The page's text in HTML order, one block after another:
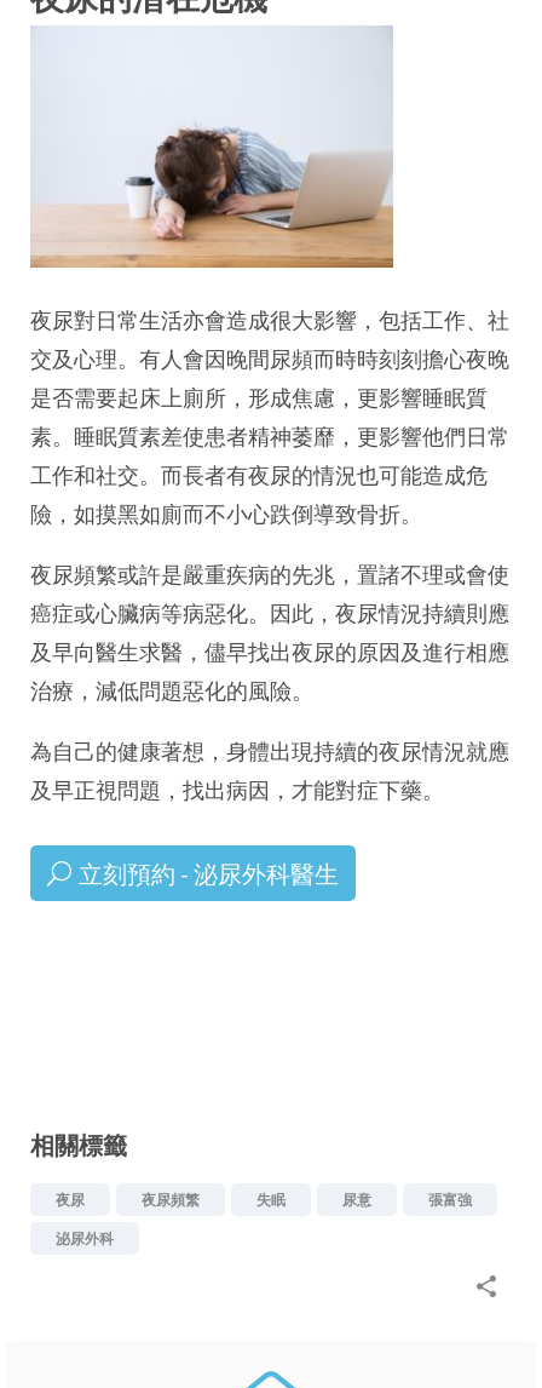
夜尿對日常生活亦會造成很大影響，包括工作、社
交及心理。有人會因晚間尿頻而時時刻刻擔心夜晚
是否需要起床上廁所，形成焦慮，更影響睡眠質
素。睡眠質素差使患者精神萎靡，更影響他們日常
工作和社交。而長者有夜尿的情況也可能造成危
險，如摸黑如廁而不小心跌倒導致骨折。
夜尿頻繁或許是嚴重疾病的先兆，置諸不理或會使
癌症或心臟病等病惡化。因此，夜尿情況持續則應
及早向醫生求醫，儘早找出夜尿的原因及進行相應
治療，減低問題惡化的風險。
為自己的健康著想，身體出現持續的夜尿情況就應
及早正視問題，找出病因，才能對症下藥。
立刻預約 - 泌尿外科醫生
相關標籤
夜尿 夜尿頻繁 失眠 尿意 張富強
泌尿外科